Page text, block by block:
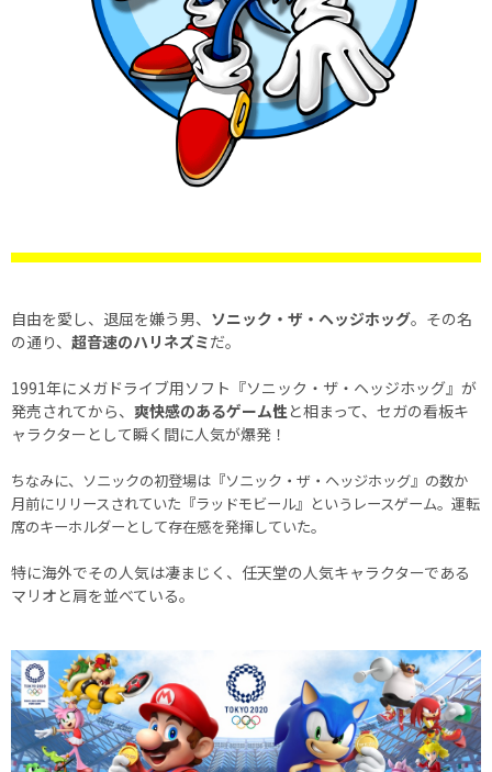
自由を愛し、退屈を嫌う男、 ソニック・ザ・ヘッジホッグ。その名
の通り、 超音速のハリネズミだ。
1991年にメガドライブ用ソフト『ソニック・ザ・ヘッジホッグ』が
発売されてから、 爽快感のあるゲーム性と相まって、セガの看板キ
ャラクターとして瞬く間に人気が爆発！
ちなみに、ソニックの初登場は『ソニック・ザ・ヘッジホッグ』の数か
月前にリリースされていた『ラッドモビール』というレースゲーム。運転
席のキーホルダーとして存在感を発揮していた。
特に海外でその人気は凄まじく、任天堂の人気キャラクターである
マリオと肩を並べている。